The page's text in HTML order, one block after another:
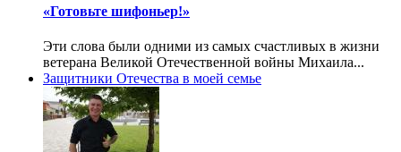
«Готовьте шифоньер!»
Эти слова были одними из самых счастливых в жизни
ветерана Великой Отечественной войны Михаила...
Защитники Отечества в моей семье